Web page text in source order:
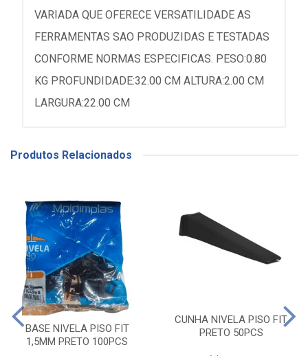
VARIADA QUE OFERECE VERSATILIDADE AS
FERRAMENTAS SAO PRODUZIDAS E TESTADAS
CONFORME NORMAS ESPECIFICAS. PESO:0.80
KG PROFUNDIDADE:32.00 CM ALTURA:2.00 CM
LARGURA:22.00 CM
Produtos Relacionados
BASE NIVELA PISO FIT
1,5MM PRETO 100PCS
CUNHA NIVELA PISO FIT
PRETO 50PCS